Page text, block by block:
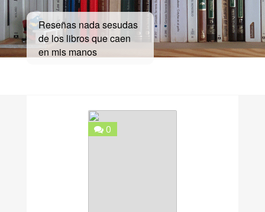
Reseñas nada sesudas
de los libros que caen
en mis manos
0